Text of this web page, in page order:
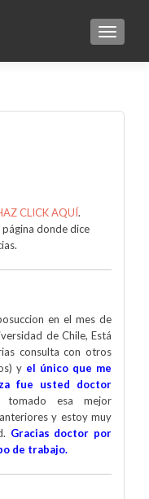
CLICK AQUÍ.
donde dice
en el mes de
de Chile, Está
consulta con otros
y el único que me
fue usted doctor
esa mejor
y estoy muy
Gracias doctor por
de trabajo.